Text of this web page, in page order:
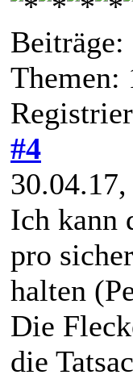
Beiträge:
Themen:
#4
Ich kann
pro
halten
Die
die